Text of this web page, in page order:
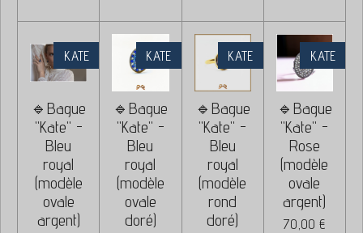
KATE
🔹Bague
"Kate" -
Bleu
royal
(modèle
ovale
argent)
KATE
🔹Bague
"Kate" -
Bleu
royal
(modèle
ovale
doré)
KATE
🔹Bague
"Kate" -
Bleu
royal
(modèle
rond
doré)
KATE
🔹Bague
"Kate" -
Rose
(modèle
ovale
argent)
70,00 €